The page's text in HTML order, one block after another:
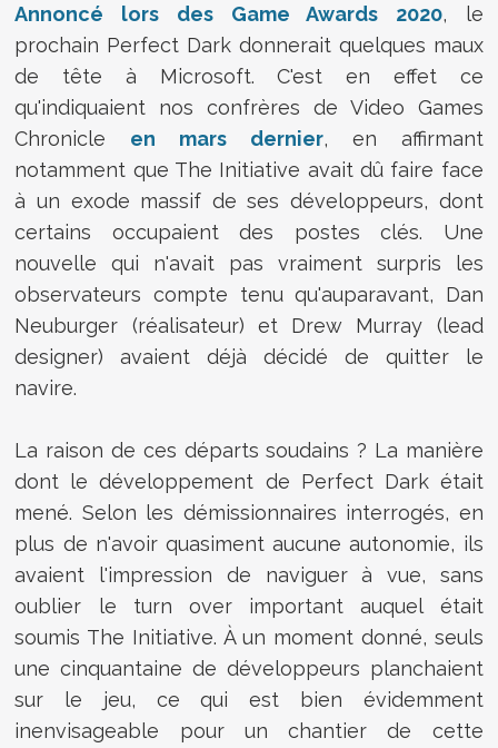
Annoncé lors des Game Awards 2020, le
prochain Perfect Dark donnerait quelques maux
de tête à Microsoft. C'est en effet ce
qu'indiquaient nos confrères de Video Games
Chronicle en mars dernier, en affirmant
notamment que The Initiative avait dû faire face
à un exode massif de ses développeurs, dont
certains occupaient des postes clés. Une
nouvelle qui n'avait pas vraiment surpris les
observateurs compte tenu qu'auparavant, Dan
Neuburger (réalisateur) et Drew Murray (lead
designer) avaient déjà décidé de quitter le
navire.
La raison de ces départs soudains ? La manière
dont le développement de Perfect Dark était
mené. Selon les démissionnaires interrogés, en
plus de n'avoir quasiment aucune autonomie, ils
avaient l'impression de naviguer à vue, sans
oublier le turn over important auquel était
soumis The Initiative. À un moment donné, seuls
une cinquantaine de développeurs planchaient
sur le jeu, ce qui est bien évidemment
inenvisageable pour un chantier de cette